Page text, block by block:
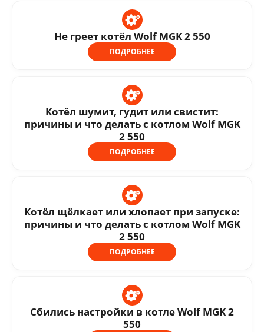
Не греет котёл Wolf MGK 2 550
ПОДРОБНЕЕ
Котёл шумит, гудит или свистит:
причины и что делать с котлом Wolf MGK
2 550
ПОДРОБНЕЕ
Котёл щёлкает или хлопает при запуске:
причины и что делать с котлом Wolf MGK
2 550
ПОДРОБНЕЕ
Сбились настройки в котле Wolf MGK 2
550